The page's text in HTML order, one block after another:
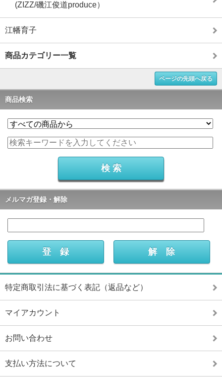
(ZIZZ/磯江俊道produce）
江幡育子
商品カテゴリー一覧
ページの先頭へ戻る
商品検索
メルマガ登録・解除
特定商取引法に基づく表記（返品など）
マイアカウント
お問い合わせ
支払い方法について